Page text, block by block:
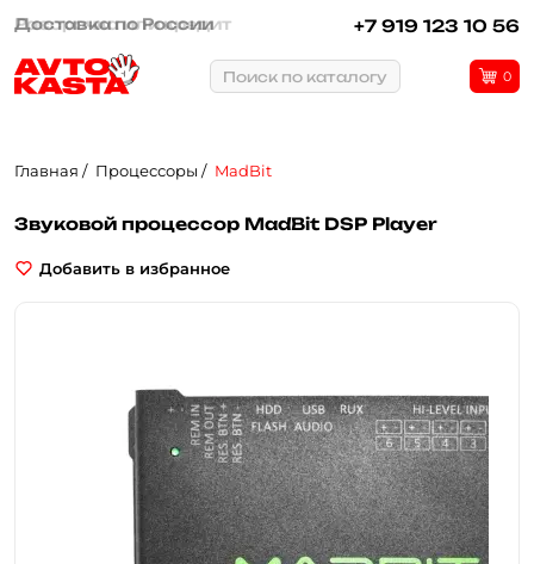
Рассрочка или кредит +7 919 123 10 56
Поиск по каталогу 0
Главная Процессоры MadBit
Звуковой процессор MadBit DSP Player
Добавить в избранное